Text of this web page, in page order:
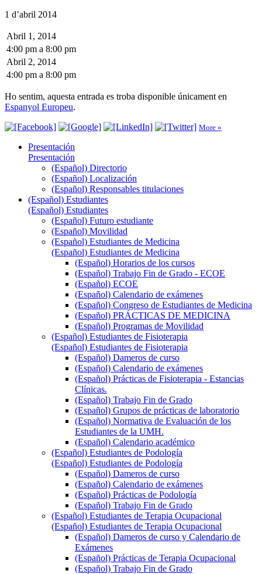
1 d’abril 2014
Abril 1, 2014
4:00 pm a 8:00 pm
Abril 2, 2014
4:00 pm a 8:00 pm
Ho sentim, aquesta entrada es troba disponible únicament en
Espanyol Europeu.
More »
Presentación
Presentación
(Español) Directorio
(Español) Localización
(Español) Responsables titulaciones
(Español) Estudiantes
(Español) Estudiantes
(Español) Futuro estudiante
(Español) Movilidad
(Español) Estudiantes de Medicina
(Español) Estudiantes de Medicina
(Español) Horarios de los cursos
(Español) Trabajo Fin de Grado - ECOE
(Español) ECOE
(Español) Calendario de exámenes
(Español) Congreso de Estudiantes de Medicina
(Español) PRÁCTICAS DE MEDICINA
(Español) Programas de Movilidad
(Español) Estudiantes de Fisioterapia
(Español) Estudiantes de Fisioterapia
(Español) Dameros de curso
(Español) Calendario de exámenes
(Español) Prácticas de Fisioterapia - Estancias
Clínicas.
(Español) Trabajo Fin de Grado
(Español) Grupos de prácticas de laboratorio
(Español) Normativa de Evaluación de los
Estudiantes de la UMH.
(Español) Calendario académico
(Español) Estudiantes de Podología
(Español) Estudiantes de Podología
(Español) Dameros de curso
(Español) Calendario de exámenes
(Español) Prácticas de Podología
(Español) Trabajo Fin de Grado
(Español) Estudiantes de Terapia Ocupacional
(Español) Estudiantes de Terapia Ocupacional
(Español) Dameros de curso y Calendario de
Exámenes
(Español) Prácticas de Terapia Ocupacional
(Español) Trabajo Fin de Grado